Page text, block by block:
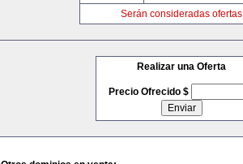
Serán consideradas ofertas
Realizar una Oferta
Precio Ofrecido $